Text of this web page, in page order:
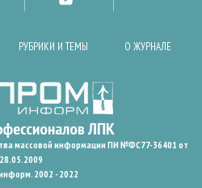
РУБРИКИ И ТЕМЫ О ЖУРНАЛЕ
массовой информации ПИ №ФС77-36401 от
28.05.2009
2002 - 2022